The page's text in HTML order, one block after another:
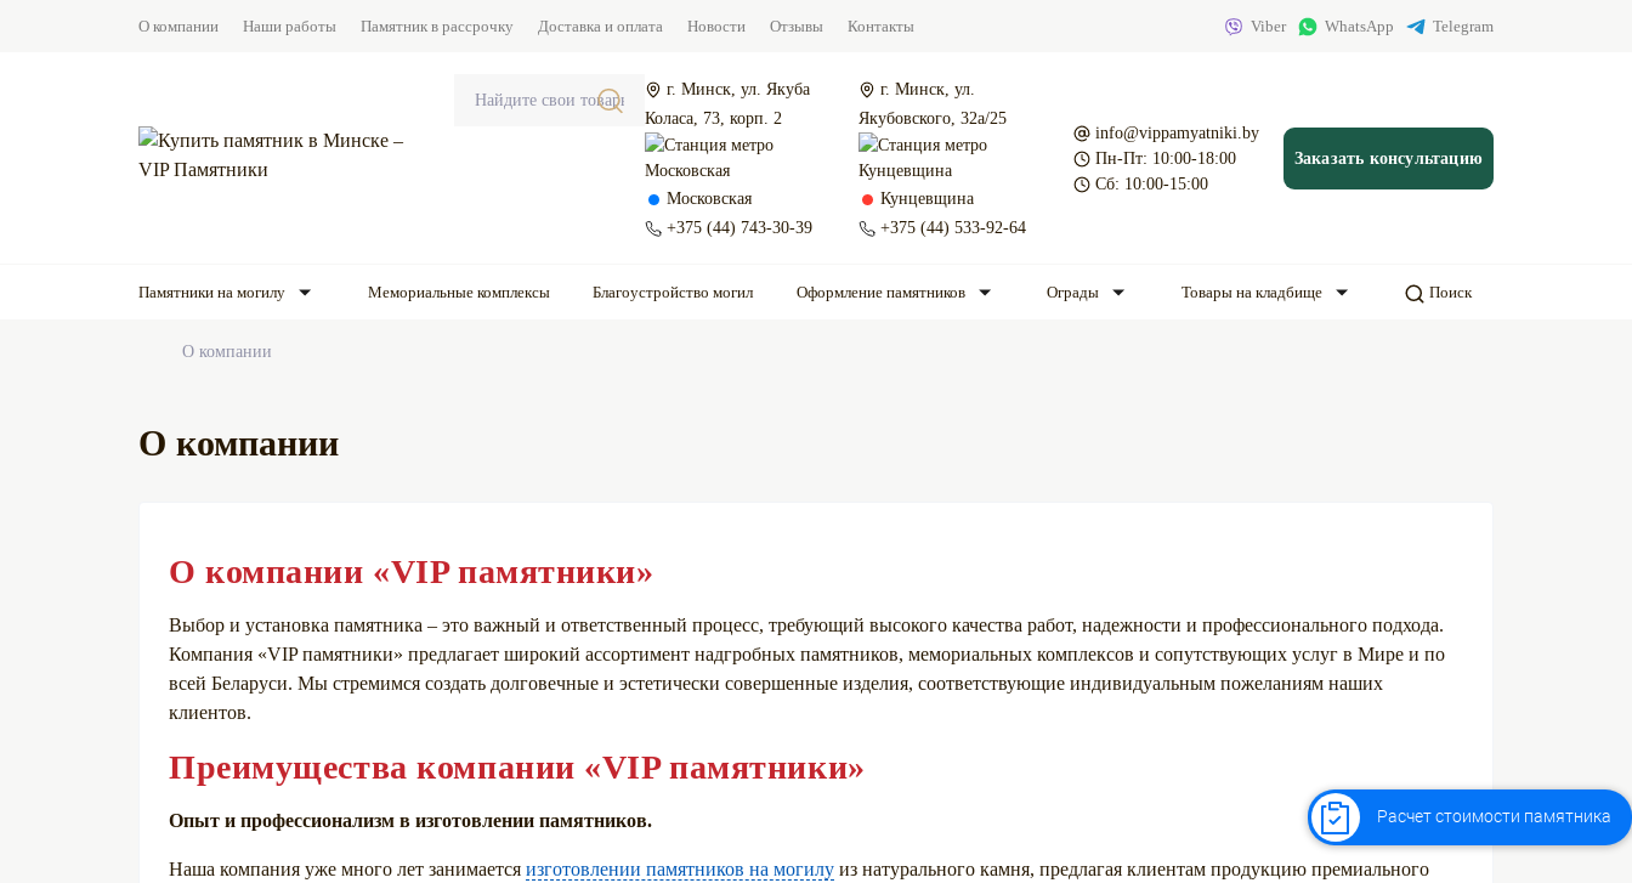
О компании Наши работы Памятник в рассрочку Доставка и оплата Новости Отзывы Контакты Viber WhatsApp Telegram
г. Минск, ул. Якуба
Коласа, 73, корп. 2
Московская
+375 (44) 743-30-39
г. Минск, ул.
Якубовского, 32а/25
Кунцевщина
+375 (44) 533-92-64
info@vippamyatniki.by
Пн-Пт: 10:00-18:00
Сб: 10:00-15:00
Заказать консультацию
Памятники на могилу Мемориальные комплексы Благоустройство могил Оформление памятников Ограды Товары на кладбище Поиск
О компании
О компании
О компании «VIP памятники»
Выбор и установка памятника – это важный и ответственный процесс, требующий высокого качества работ, надежности и профессионального подхода.
Компания «VIP памятники» предлагает широкий ассортимент надгробных памятников, мемориальных комплексов и сопутствующих услуг в Мире и по
всей Беларуси. Мы стремимся создать долговечные и эстетически совершенные изделия, соответствующие индивидуальным пожеланиям наших
клиентов.
Преимущества компании «VIP памятники»
Опыт и профессионализм в изготовлении памятников.
Наша компания уже много лет занимается изготовлении памятников на могилу из натурального камня, предлагая клиентам продукцию премиального
Расчет стоимости памятника